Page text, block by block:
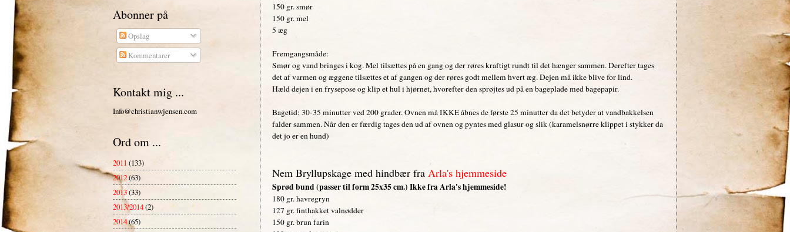
150 gr. smør
150 gr. mel
5 æg
Fremgangsmåde:
Smør og vand bringes i kog. Mel tilsættes på en gang og der røres kraftigt rundt til det hænger sammen. Derefter tages
det af varmen og æggene tilsættes et af gangen og der røres godt mellem hvert æg. Dejen må ikke blive for lind.
Hæld dejen i en frysepose og klip et hul i hjørnet, hvorefter den sprøjtes ud på en bageplade med bagepapir.
Bagetid: 30-35 minutter ved 200 grader. Ovnen må IKKE åbnes de første 25 minutter da det betyder at vandbakkelsen
falder sammen. Når den er færdig tages den ud af ovnen og pyntes med glasur og slik (karamelsnørre klippet i stykker da
det jo er en hund)
Nem Bryllupskage med hindbær fra Arla's hjemmeside
Sprød bund (passer til form 25x35 cm.) Ikke fra Arla's hjemmeside!
180 gr. havregryn
127 gr. finthakket valnødder
150 gr. brun farin
Abonner på
Opslag
Kommentarer
Kontakt mig ...
Info@christianwjensen.com
Ord om ...
2011 (133)
2012(63)
2013(33)
2013/2014(2)
2014(65)